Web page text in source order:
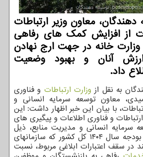
معاون وزیر ارتباطات
از افزایش کمک های رفاهی
وزارت خانه در جهت ارج نهادن
آنان و بهبود وضعیت
داد.
به نقل از وزارت ارتباطات و فناوری
معاون توسعه سرمایه انسانی و
با بیان این خبر اظهار داشت: این
و فناوری اطلاعات و پیگیری های
سرمایه انسانی و مدیریت منابع، ذیل
ضوابط اجرائی قانون بودجه سال ۱۴۰۴ کل کشور که سازمانهای
در سقف اعتبارات ابلاغی مربوط، نسبت